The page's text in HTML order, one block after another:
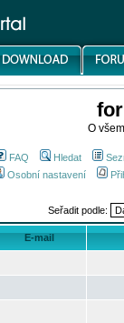
O
FAQ Hledat
Osobní nastavení
Seřadit podle:
E-mail